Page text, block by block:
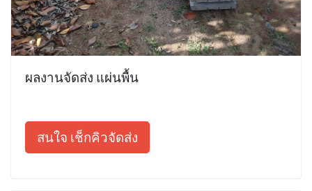
ผลงานจัดส่ง แผ่นพื้น
สนใจ เช็กคิวจัดส่ง